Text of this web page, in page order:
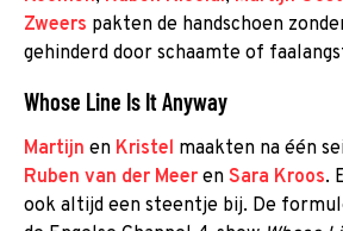
Zweers pakten de handschoen
gehinderd door schaamte of
Whose Line Is It Anyway
Martijn en Kristel maakten na één
Ruben van der Meer en Sara Kroos.
ook altijd een steentje bij. De